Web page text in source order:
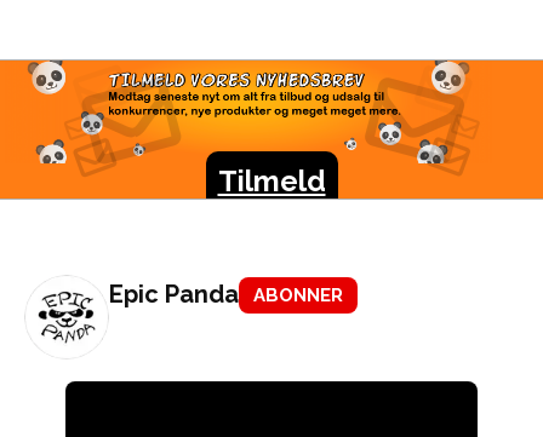
TILMELD VORES
NYHEDSBREV
Modtag seneste nyt om alt fra tilbud og udsalg til
konkurrencer, nye produkter og meget meget mere.
Tilmeld
Epic Panda ABONNER